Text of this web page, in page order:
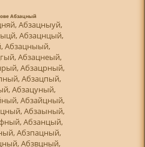
Абзацный
Абзацныуй,
Абзацнцый,
Абзацныый,
Абзацнеый,
Абзацрный,
Абзацпый,
Абзацуный,
Абзайцный,
Абзаыный,
Абзанцый,
Абзпацный,
Абзвцный,